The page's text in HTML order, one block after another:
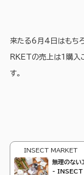
来たる6月4日はもち
RKETの売上は1購入
す。
INSECT MARKET
無理のない
- INSECT